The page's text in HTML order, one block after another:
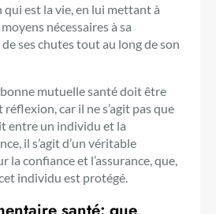
qui est la vie, en lui mettant à
nécessaires à sa
ses chutes tout au long de son
mutuelle santé doit être
car il ne s’agit pas que
entre un individu et la
il s’agit d’un véritable
la confiance et l’assurance, que,
individu est protégé.